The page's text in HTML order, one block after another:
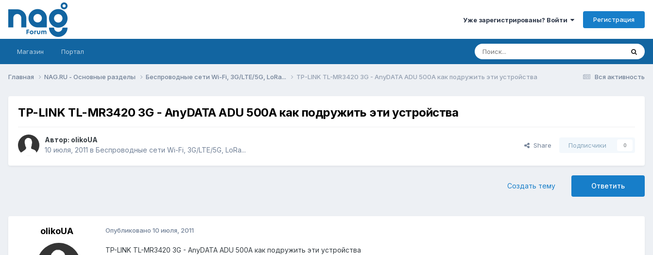
Уже зарегистрированы? Войти Регистрация
Магазин Портал
Вся активность
Главная NAG.RU - Основные разделы Беспроводные сети Wi-Fi, 3G/LTE/5G, LoRa... TP-LINK TL-MR3420 3G - AnyDATA ADU 500A как подружить эти устройства
TP-LINK TL-MR3420 3G - AnyDATA ADU 500A как подружить эти устройства
Автор: olikoUA
10 июля, 2011 в Беспроводные сети Wi-Fi, 3G/LTE/5G, LoRa...
Share Подписчики 0
Ответить
Создать тему
olikoUA Опубликовано 10 июля, 2011
TP-LINK TL-MR3420 3G - AnyDATA ADU 500A как подружить эти устройства